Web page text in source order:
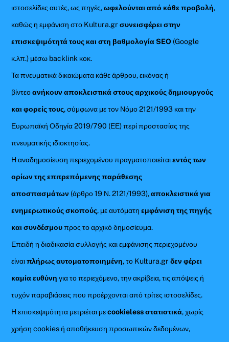
ιστοσελίδες αυτές, ως πηγές,ωφελούνται από κάθε προβολή,
καθώς η εμφάνιση στο Kultura.gr συνεισφέρει στην
επισκεψιμότητά τους και στη βαθμολογία SEO (Google
κ.λπ.) μέσω backlink κοκ.
Τα πνευματικά δικαιώματα κάθε άρθρου, εικόνας ή
βίντεοανήκουν αποκλειστικά στους αρχικούς δημιουργούς
και φορείς τους, σύμφωνα με τον Νόμο 2121/1993 και την
Ευρωπαϊκή Οδηγία 2019/790 (ΕΕ) περί προστασίας της
πνευματικής ιδιοκτησίας.
Η αναδημοσίευση περιεχομένου πραγματοποιείταιεντός των
ορίων της επιτρεπόμενης παράθεσης
αποσπασμάτων (άρθρο 19 Ν. 2121/1993),αποκλειστικά για
ενημερωτικούς σκοπούς, με αυτόματηεμφάνιση της πηγής
και συνδέσμουπρος το αρχικό δημοσίευμα.
Επειδή η διαδικασία συλλογής και εμφάνισης περιεχομένου
είναιπλήρως αυτοματοποιημένη, το Kultura.grδεν φέρει
καμία ευθύνη για το περιεχόμενο, την ακρίβεια, τις απόψεις ή
τυχόν παραβιάσεις που προέρχονται από τρίτες ιστοσελίδες.
Η επισκεψιμότητα μετριέται μεcookieless στατιστικά, χωρίς
χρήση cookies ή αποθήκευση προσωπικών δεδομένων,